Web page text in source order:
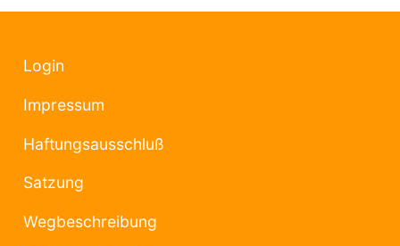
Login
Impressum
Haftungsausschluß
Satzung
Wegbeschreibung